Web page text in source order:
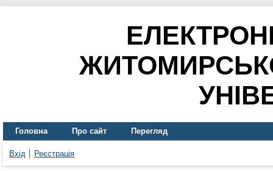
Головна Про сайт Перегляд
Вхід Реєстрація